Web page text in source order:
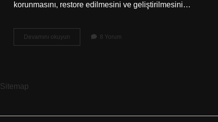
korunmasını, restore edilmesini ve geliştirilmesini…
Devamını okuyun
Insanlara
8 Yorum
Sitemap